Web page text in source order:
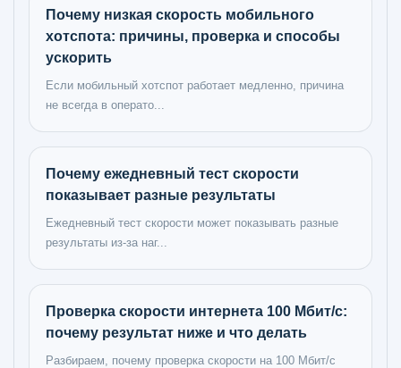
Почему низкая скорость мобильного
хотспота: причины, проверка и способы
ускорить
Если мобильный хотспот работает медленно, причина
не всегда в операто...
Почему ежедневный тест скорости
показывает разные результаты
Ежедневный тест скорости может показывать разные
результаты из-за наг...
Проверка скорости интернета 100 Мбит/с:
почему результат ниже и что делать
Разбираем, почему проверка скорости на 100 Мбит/с